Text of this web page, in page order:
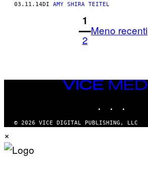
03.11.14DI AMY SHIRA TEITEL
1
2
Meno recenti
VICE
MEDIA
© 2026 VICE DIGITAL PUBLISHING, LLC
×